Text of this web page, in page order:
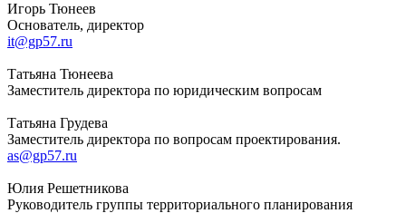
Игорь Тюнеев
Основатель, директор
it@gp57.ru
Татьяна Тюнеева
Заместитель директора по юридическим вопросам
Татьяна Грудева
Заместитель директора по вопросам проектирования.
as@gp57.ru
Юлия Решетникова
Руководитель группы территориального планирования